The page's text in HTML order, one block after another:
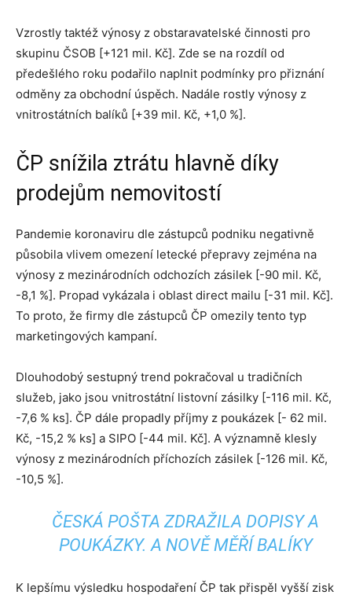
Vzrostly taktéž výnosy z obstaravatelské činnosti pro
skupinu ČSOB [+121 mil. Kč]. Zde se na rozdíl od
předešlého roku podařilo naplnit podmínky pro přiznání
odměny za obchodní úspěch. Nadále rostly výnosy z
vnitrostátních balíků [+39 mil. Kč, +1,0 %].
ČP snížila ztrátu hlavně díky
prodejům nemovitostí
Pandemie koronaviru dle zástupců podniku negativně
působila vlivem omezení letecké přepravy zejména na
výnosy z mezinárodních odchozích zásilek [-90 mil. Kč,
-8,1 %]. Propad vykázala i oblast direct mailu [-31 mil. Kč].
To proto, že firmy dle zástupců ČP omezily tento typ
marketingových kampaní.
Dlouhodobý sestupný trend pokračoval u tradičních
služeb, jako jsou vnitrostátní listovní zásilky [-116 mil. Kč,
-7,6 % ks]. ČP dále propadly příjmy z poukázek [- 62 mil.
Kč, -15,2 % ks] a SIPO [-44 mil. Kč]. A významně klesly
výnosy z mezinárodních příchozích zásilek [-126 mil. Kč,
-10,5 %].
ČESKÁ POŠTA ZDRAŽILA DOPISY A
POUKÁZKY. A NOVĚ MĚŘÍ BALÍKY
K lepšímu výsledku hospodaření ČP tak přispěl vyšší zisk